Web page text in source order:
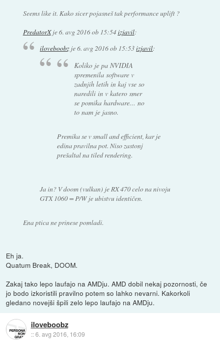
Seems like it. Kako sicer pojasneš tak performance uplift ?
PredatorXje6. avg 2016 ob 15:54izjavil:
iloveboobz je6. avg 2016 ob 15:53izjavil:
Koliko je pa NVIDIA
spremenila software v
zadnjih letih in kaj vse so
naredili in v katero smer
se pomika hardware... no
to nam je jasno.
Premika se v small and efficient, kar je
edina pravilna pot. Niso zastonj
prešaltal na tiled rendering.
Ja in? V doom (vulkan) je RX 470 celo na nivoju
GTX 1060 = P/W je ubistvu identičen.
Ena ptica ne prinese pomladi.
Eh ja.
Quatum Break, DOOM.
Zakaj tako lepo laufajo na AMDju. AMD dobil nekaj pozornosti, če
jo bodo izkoristili pravilno potem so lahko nevarni. Kakorkoli
gledano novejši špili zelo lepo laufajo na AMDju.
iloveboobz
::6. avg 2016, 16:09